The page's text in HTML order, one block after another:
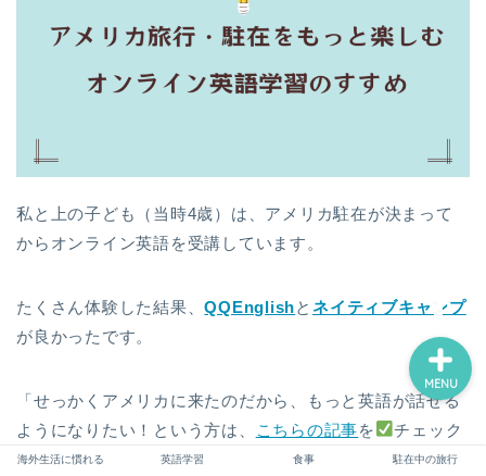
私と上の子ども（当時4歳）は、アメリカ駐在が決まって
からオンライン英語を受講しています。
たくさん体験した結果、QQEnglishと ネイティブキャンプ
が良かったです。
「せっかくアメリカに来たのだから、もっと英語が話せる
ようになりたい！という方は、
こちらの記事を
チェック
してみてください。
海外生活に慣れる 英語学習 食事 駐在中の旅行
MENU
パパ向け（準備～米国生活
立ち上げ）
ママ向け（準備・サポー
子供のフォロー（学校・英